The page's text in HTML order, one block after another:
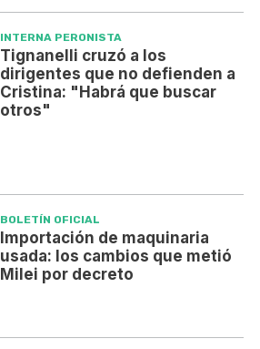
INTERNA PERONISTA
Tignanelli cruzó a los
dirigentes que no defienden a
Cristina: "Habrá que buscar
otros"
BOLETÍN OFICIAL
Importación de maquinaria
usada: los cambios que metió
Milei por decreto